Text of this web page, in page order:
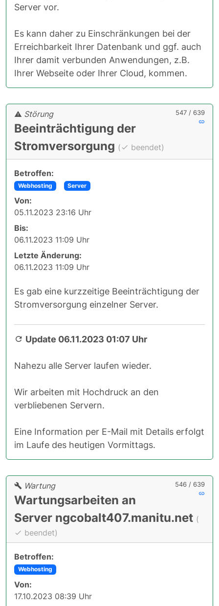
Server vor.
Es kann daher zu Einschränkungen bei der
Erreichbarkeit Ihrer Datenbank und ggf. auch
Ihrer damit verbunden Anwendungen, z.B.
Ihrer Webseite oder Ihrer Cloud, kommen.
547 / 639
Störung
Beeinträchtigung der
Stromversorgung ( beendet)
Betroffen:
Webhosting Server
Von:
05.11.2023 23:16 Uhr
Bis:
06.11.2023 11:09 Uhr
Letzte Änderung:
06.11.2023 11:09 Uhr
Es gab eine kurzzeitige Beeinträchtigung der
Stromversorgung einzelner Server.
Update 06.11.2023 01:07 Uhr
Nahezu alle Server laufen wieder.
Wir arbeiten mit Hochdruck an den
verbliebenen Servern.
Eine Information per E-Mail mit Details erfolgt
im Laufe des heutigen Vormittags.
546 / 639
Wartung
Wartungsarbeiten an
Server ngcobalt407.manitu.net (
beendet)
Betroffen:
Webhosting
Von:
17.10.2023 08:39 Uhr